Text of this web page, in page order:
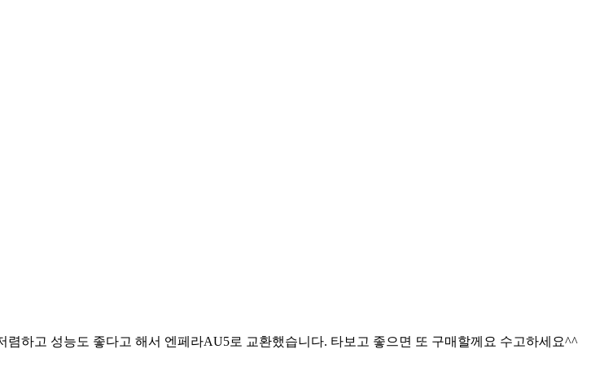
하고 성능도 좋다고 해서 엔페라AU5로 교환했습니다. 타보고 좋으면 또 구매할께요 수고하세요^^